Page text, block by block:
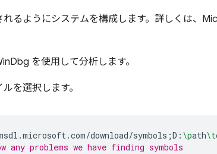
るようにシステムを構成します。詳しくは、
を使用して分析します。
を選択します。
download/symbols ;D: \path\t
any problems we have finding symbols